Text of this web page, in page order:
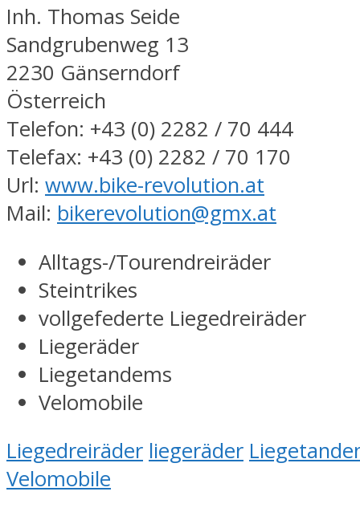
Inh. Thomas Seide
Sandgrubenweg 13
2230 Gänserndorf
Österreich
Telefon: +43 (0) 2282 / 70 444
Telefax: +43 (0) 2282 / 70 170
Url: www.bike-revolution.at
Mail: bikerevolution@gmx.at
Alltags-/Tourendreiräder
Steintrikes
vollgefederte Liegedreiräder
Liegeräder
Liegetandems
Velomobile
Liegedreiräder liegeräder
Velomobile